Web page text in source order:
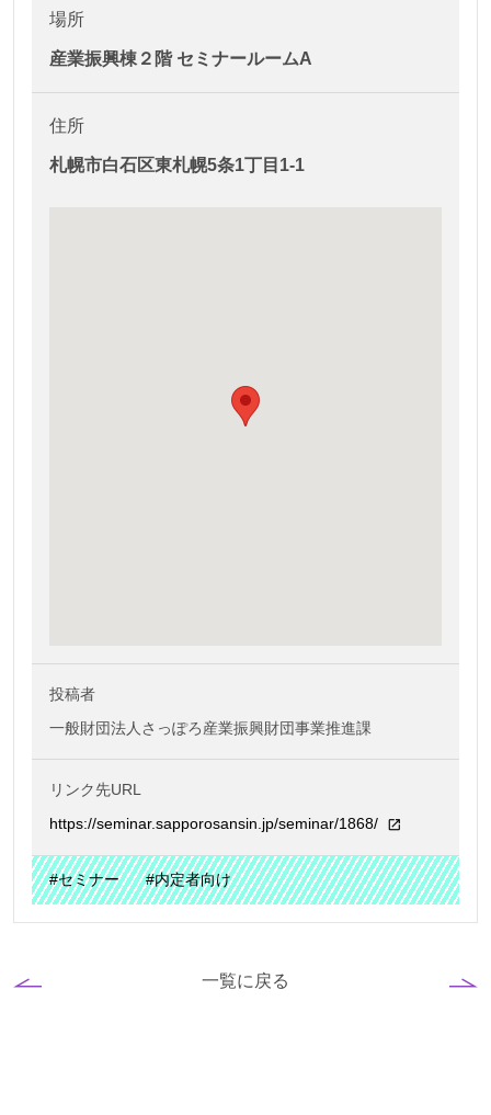
場所
産業振興棟２階 セミナールームA
住所
札幌市白石区東札幌5条1丁目1-1
投稿者
一般財団法人さっぽろ産業振興財団事業推進課
リンク先URL
https://seminar.sapporosansin.jp/seminar/1868/
#セミナー #内定者向け
一覧に戻る